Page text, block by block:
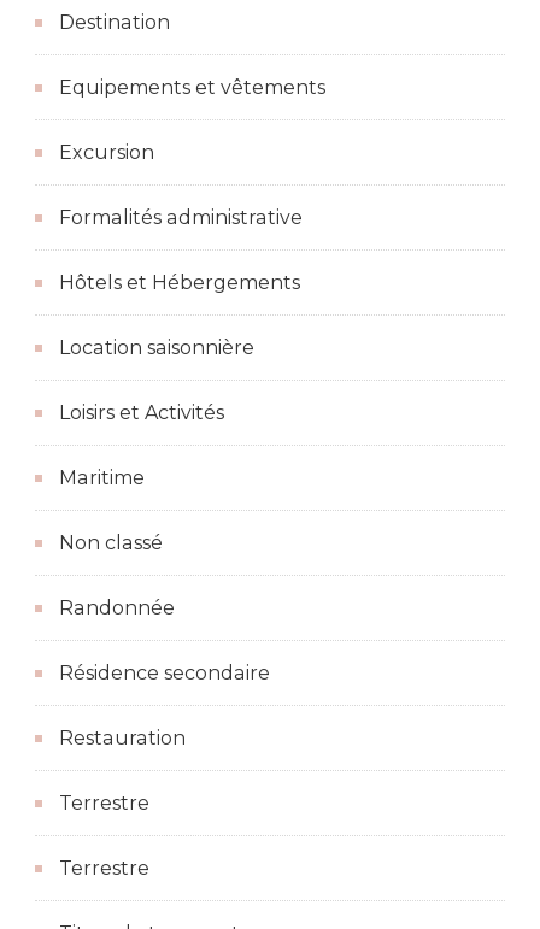
Destination
Equipements et vêtements
Excursion
Formalités administrative
Hôtels et Hébergements
Location saisonnière
Loisirs et Activités
Maritime
Non classé
Randonnée
Résidence secondaire
Restauration
Terrestre
Terrestre